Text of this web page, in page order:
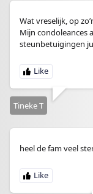
Wat vreselijk, op
Mijn condoleances
steunbetuigingen
Tineke T
heel de fam veel